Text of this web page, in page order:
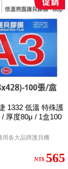
1332 低溫 特殊護
/ 厚度80μ / 1盒100
用各大品牌護貝機
NT$ 565